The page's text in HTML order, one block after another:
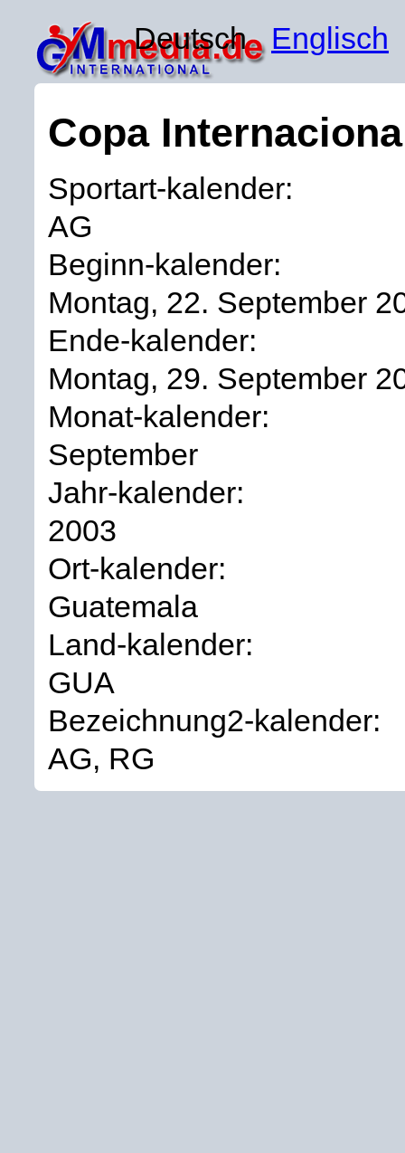
Deutsch Englisch
Copa
Sportart-kalender:
AG
Beginn-kalender:
Montag, 22. September
Ende-kalender:
Montag, 29. September
Monat-kalender:
September
Jahr-kalender:
2003
Ort-kalender:
Guatemala
Land-kalender:
GUA
Bezeichnung2-kalender:
AG, RG